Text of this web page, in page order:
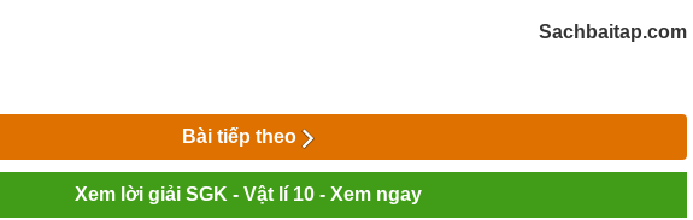
Sachbaitap.com
Bài tiếp theo
Xem lời giải SGK - Vật lí 10 - Xem ngay